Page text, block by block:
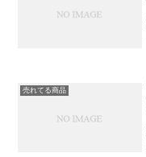
売れてる商品